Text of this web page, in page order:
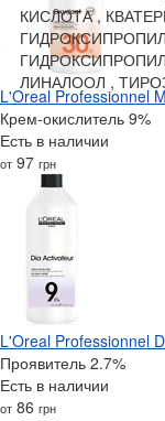
КИСЛОТА ,
ЛИНАЛООЛ ,
L'Oreal Professionnel
Крем-окислитель 9%
Есть в наличии
от 97 грн
L'Oreal Professionnel
Проявитель 2.7%
Есть в наличии
от 86 грн